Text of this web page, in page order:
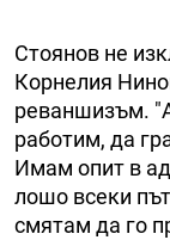
Стоянов не
Корнелия
реваншизъм.
работим, да
Имам опит в
лошо всеки
смятам да го